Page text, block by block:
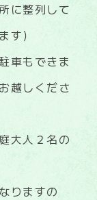
に整列して
す）
車もできま
越しくださ
大人２名の
りますの